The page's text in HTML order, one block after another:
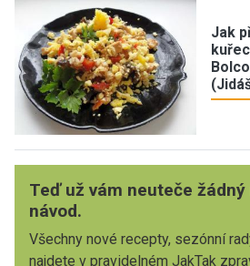
Jak
Teď už vám neuteče
návod.
Všechny nové recepty, sezónní
najdete v pravidelném JakTak